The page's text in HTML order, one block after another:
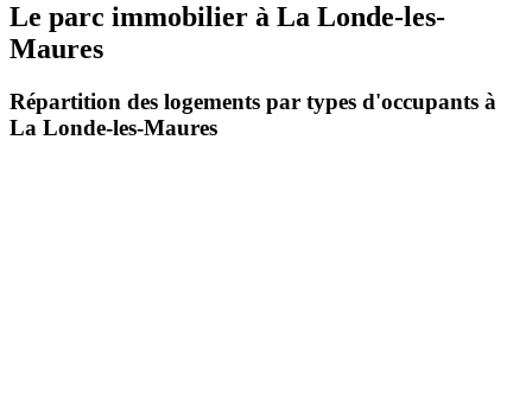
Le parc immobilier à La Londe-les-
Maures
Répartition des logements par types d'occupants à
La Londe-les-Maures